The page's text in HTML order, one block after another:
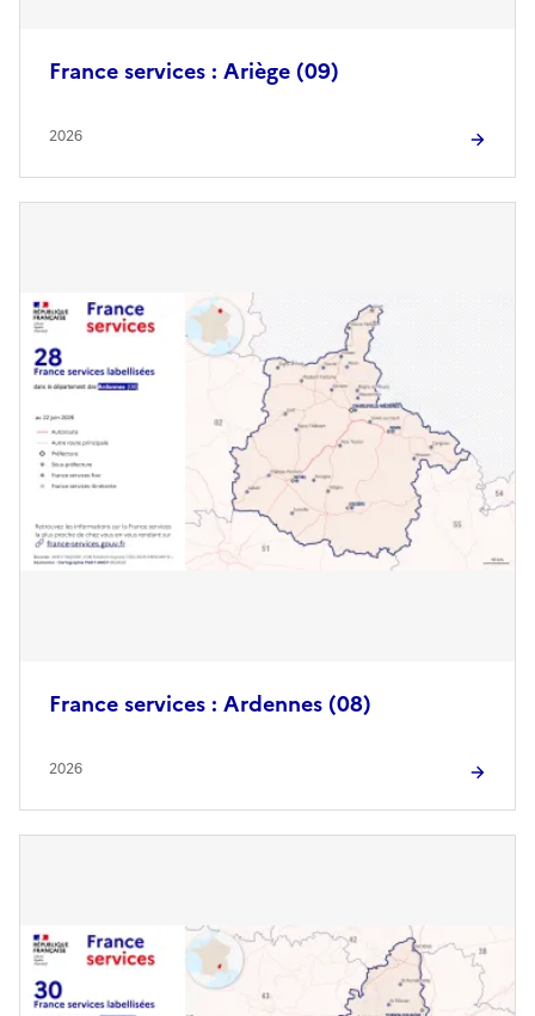
France services : Ariège (09)
2026
France services : Ardennes (08)
2026